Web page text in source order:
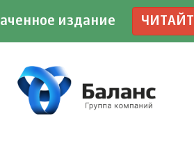
издание